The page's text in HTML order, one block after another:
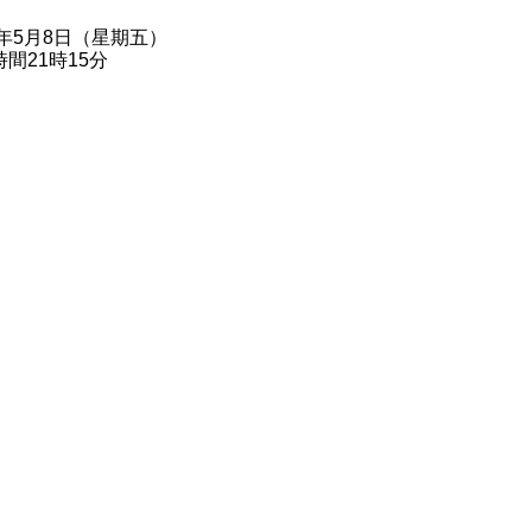
5月8日（星期五）
間21時15分